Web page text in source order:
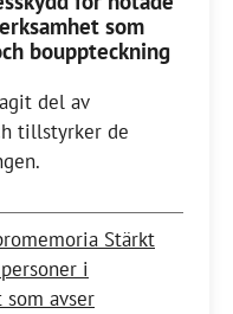
som
bouppteckning
del av
tillstyrker de
Stärkt
i
som avser